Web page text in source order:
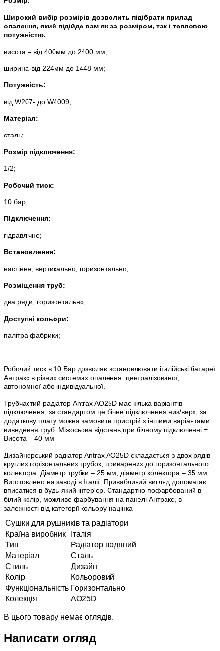
Широкий вибір розмірів дозволить підібрати прилад
опалення, який підійде вам як за розміром, так і тепловою
потужністю.
висота – від 400мм до 2400 мм;
ширина-від 224мм до 1448 мм;
Потужність:
від W207- до W4009;
Матеріал:
сталь;
Розмір підключення:
1/2;
Робочий тиск:
10 бар;
Підключення:
гідравлічне;
Встановлення:
настінне; вертикально; горизонтально;
Розміщення труб:
два ряди; горизонтально;
Доступні кольори:
палітра фабрики;
Робочий тиск в 10 Бар дозволяє встановлювати італійські батареї
Антракс в різних системах опалення: централізованої,
автономної або індивідуальної.
Трубчастий радіатор Antrax AO25D має кілька варіантів
підключення, за стандартом це бічне підключення низ/верх, за
додаткову плату можна замовити пристрій з іншими варіантами
виведення труб. Міжосьова відстань при бічному підключенні =
Висота – 40 мм.
Дизайнерський радіатор Antrax AO25D складається з двох рядів
круглих горізонтальних трубок, приварених до горизонтального
колектора. Діаметр трубки – 25 мм, діаметр колектора – 35 мм.
Виготовлено на заводі в Італії. Привабливий вигляд допомагає
вписатися в будь-який інтер'єр. Стандартно пофарбований в
білий колір, можливе фарбування на панелі Антракс, в
залежності від категорії кольору націнка
Сушки для рушників та радіатори
Країна виробник
Італія
Тип
Радіатор водяний
Матеріал
Сталь
Стиль
Дизайн
Колір
Кольоровий
Функціональність Горизонтально
Колекція
AO25D
В цього товару немає оглядів.
Написати огляд